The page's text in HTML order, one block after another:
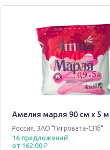
Амелия марля 90 см х 5 м
Россия, ЗАО "Гигровата-СПб"
16 предложений
от 162.00 ₽